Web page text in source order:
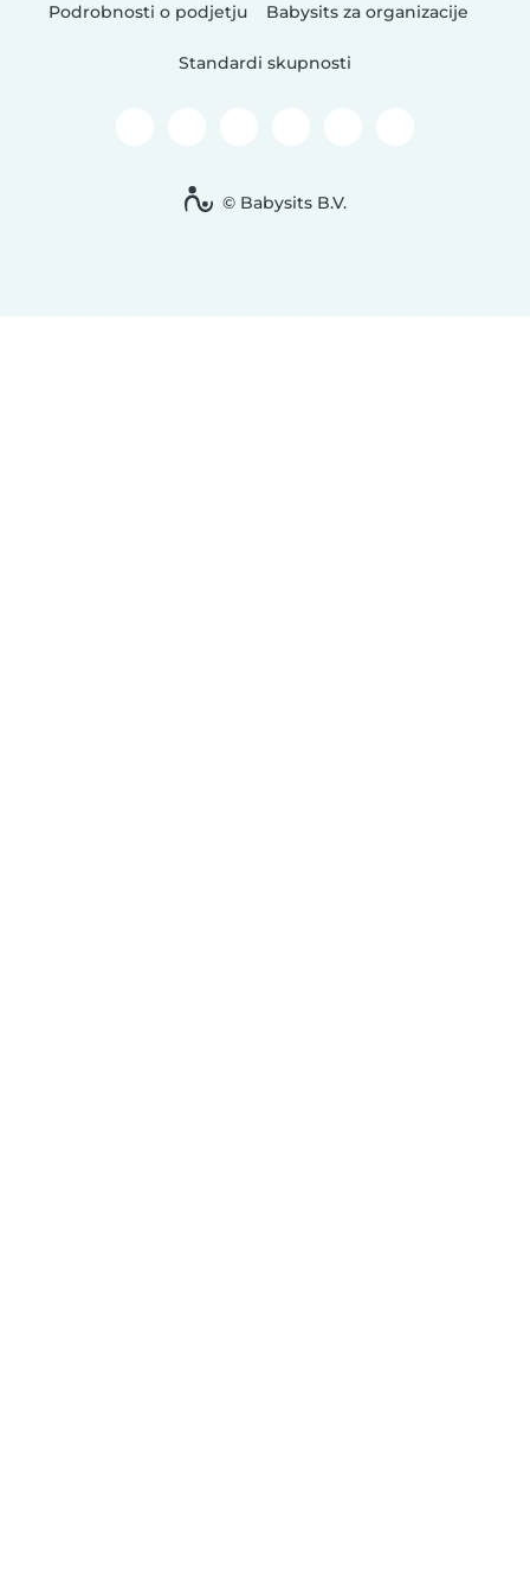
Podrobnosti o podjetju Babysits za organizacije
Standardi skupnosti
© Babysits B.V.